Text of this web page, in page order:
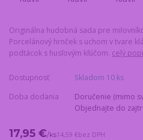
Originálna hudobná sada pre
Porcelánový hrnček s uchom v tvare
podtácok s husľovým kľúčom. celý
Dostupnosť
Skladom 10 ks
Doba dodania
Doručenie (mimo
Objednajte do
17,95 €/ks14,59 €bez DPH